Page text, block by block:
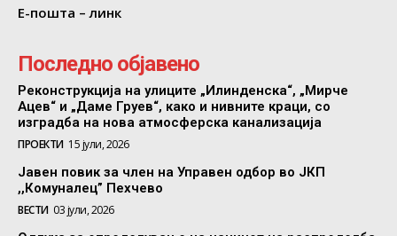
Е-пошта – линк
Последно објавено
Реконструкција на улиците „Илинденска“, „Мирче
Ацев“ и „Даме Груев“, како и нивните краци, со
изградба на нова атмосферска канализација
ПРОЕКТИ 15 јули, 2026
Јавен повик за член на Управен одбор во ЈКП
,,Комуналец” Пехчево
ВЕСТИ 03 јули, 2026